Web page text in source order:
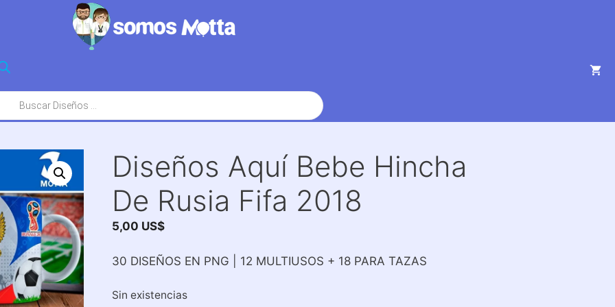
Diseños Aquí Bebe Hincha
De Rusia Fifa 2018
5,00 US$
30 DISEÑOS EN PNG | 12 MULTIUSOS + 18 PARA TAZAS
Sin existencias